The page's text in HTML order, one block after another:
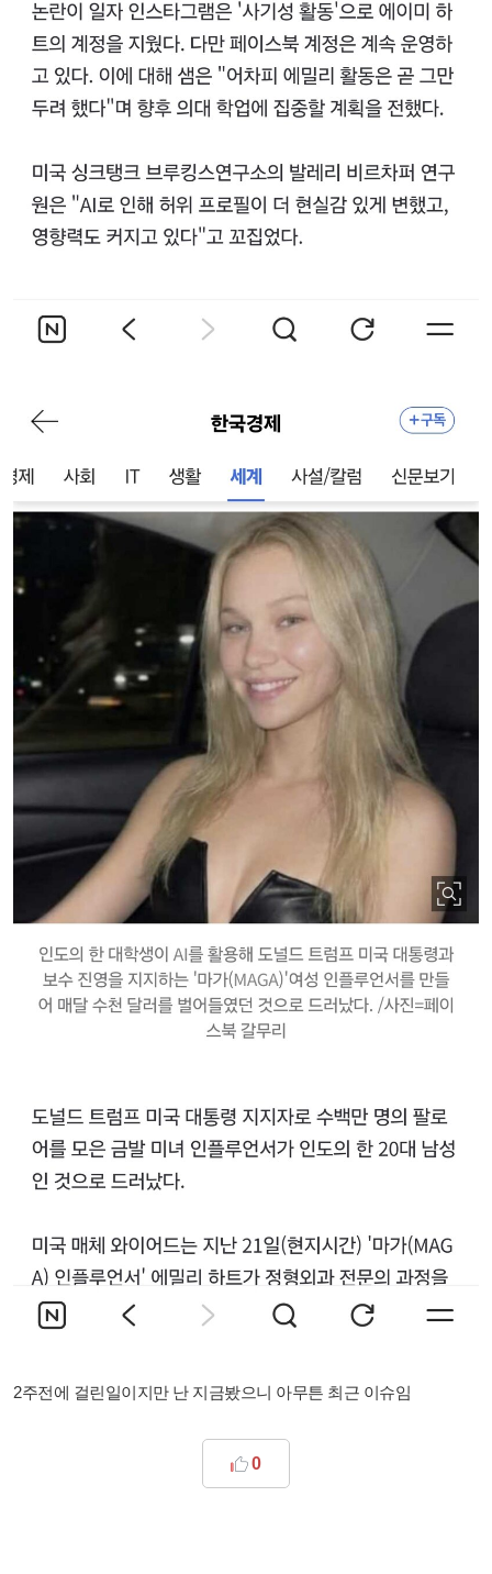
2주전에 걸린일이지만 난 지금봤으니 아무튼 최근 이슈임
0